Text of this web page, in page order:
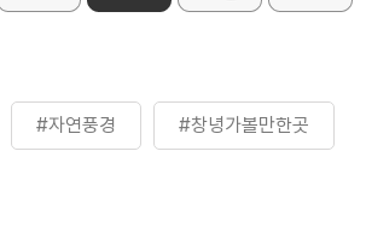
#자연풍경 #창녕가볼만한곳